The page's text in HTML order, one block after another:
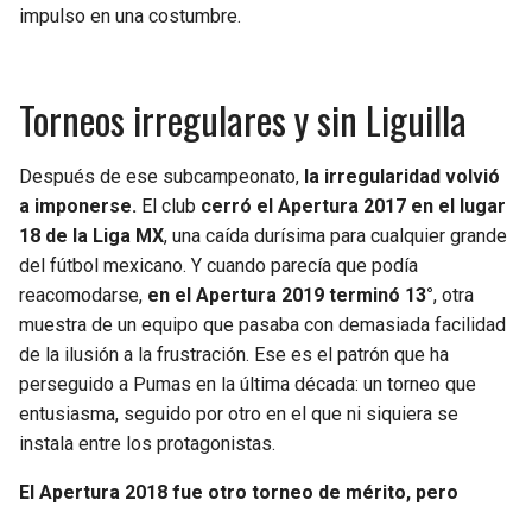
impulso en una costumbre.
Torneos irregulares y sin Liguilla
Después de ese subcampeonato, la irregularidad volvió
a imponerse. El club cerró el Apertura 2017 en el lugar
18 de la Liga MX, una caída durísima para cualquier grande
del fútbol mexicano. Y cuando parecía que podía
reacomodarse, en el Apertura 2019 terminó 13°, otra
muestra de un equipo que pasaba con demasiada facilidad
de la ilusión a la frustración. Ese es el patrón que ha
perseguido a Pumas en la última década: un torneo que
entusiasma, seguido por otro en el que ni siquiera se
instala entre los protagonistas.
El Apertura 2018 fue otro torneo de mérito, pero